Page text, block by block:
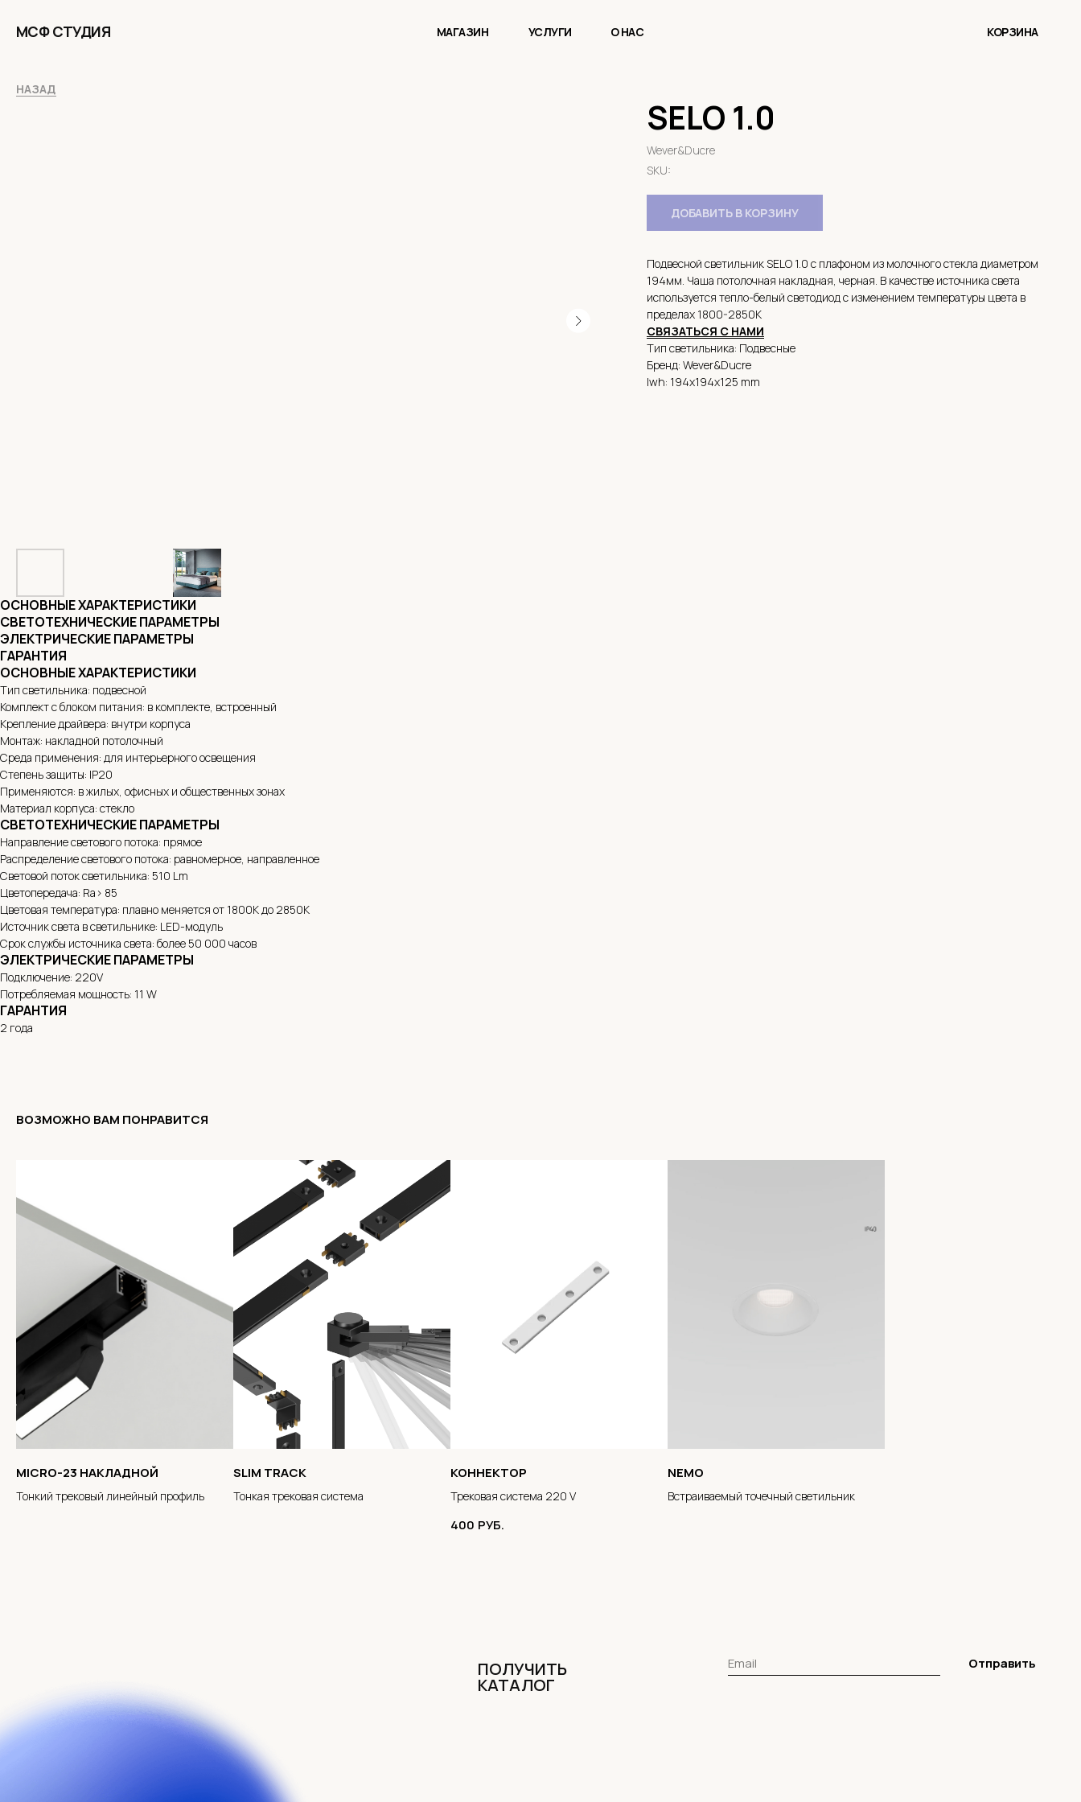
МАГАЗИН УСЛУГИ
МСФ СТУДИЯ О НАС КОРЗИНА
НАЗАД
SELO 1.0
Wever&Ducre
SKU:
ДОБАВИТЬ В КОРЗИНУ
Подвесной светильник SELO 1.0 c плафоном из молочного стекла диаметром
194мм. Чаша потолочная накладная, черная. В качестве источника света
используется тепло-белый светодиод с изменением температуры цвета в
пределах 1800-2850K
СВЯЗАТЬСЯ С НАМИ
Тип светильника: Подвесные
Бренд: Wever&Ducre
lwh: 194x194x125 mm
ОСНОВНЫЕ ХАРАКТЕРИСТИКИ
СВЕТОТЕХНИЧЕСКИЕ ПАРАМЕТРЫ
ЭЛЕКТРИЧЕСКИЕ ПАРАМЕТРЫ
ГАРАНТИЯ
ОСНОВНЫЕ ХАРАКТЕРИСТИКИ
Тип светильника: подвесной
Комплект с блоком питания: в комплекте, встроенный
Крепление драйвера: внутри корпуса
Монтаж: накладной потолочный
Среда применения: для интерьерного освещения
Степень защиты: IP20
Применяются: в жилых, офисных и общественных зонах
Материал корпуса: стекло
СВЕТОТЕХНИЧЕСКИЕ ПАРАМЕТРЫ
Направление светового потока: прямое
Распределение светового потока: равномерное, направленное
Световой поток светильника: 510 Lm
Цветопередача: Ra> 85
Цветовая температура: плавно меняется от 1800K до 2850K
Источник света в светильнике: LED-модуль
Срок службы источника света: более 50 000 часов
ЭЛЕКТРИЧЕСКИЕ ПАРАМЕТРЫ
Подключение: 220V
Потребляемая мощность: 11 W
ГАРАНТИЯ
2 года
ВОЗМОЖНО ВАМ ПОНРАВИТСЯ
MICRO-23 НАКЛАДНОЙ
Тонкий трековый линейный профиль
SLIM TRACK
Тонкая трековая система
КОННЕКТОР
Трековая система 220 V
400 РУБ.
NEMO
Встраиваемый точечный светильник
ПОЛУЧИТЬ
КАТАЛОГ
Отправить